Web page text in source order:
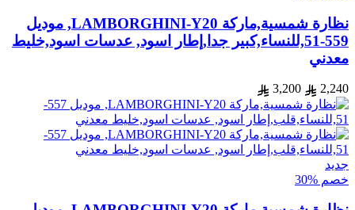
نظارة شمسية,ماركة LAMBORGHINI-Y20, موديل
559-51,للنساء,كبير جدا,إطار اسود, عدسات اسود,خليط
معدني
2,240
3,200
جديد
خصم %30